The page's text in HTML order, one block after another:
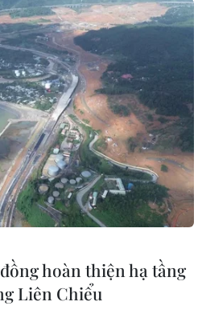
hợp mắc mới COVID-19 ở
thấy những nỗ lực ban
có thể là quá sớm.
cũng thông báo về số ca
Thế giới (WHO) cho
lỏng các biện pháp
gia tăng đột biến số ca mắc
(TTXVN/Vietnam+)
hoàn thiện hạ tầng
Liên Chiểu